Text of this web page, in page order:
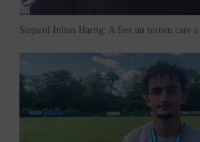
Stejarul Iulian Hartig: A fost un turneu care